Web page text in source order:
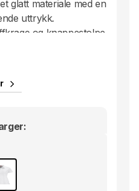
glatt materiale med en
uttrykk.
og knappestolpe
Rette ermer og